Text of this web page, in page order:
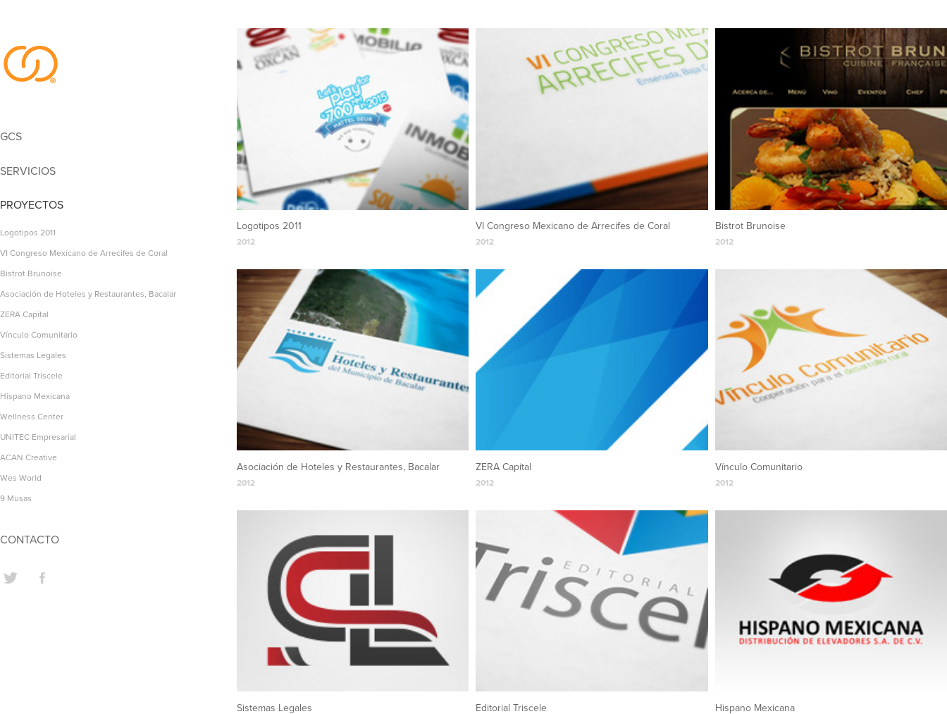
GCS
SERVICIOS
PROYECTOS
Logotipos 2011
VI Congreso Mexicano de Arrecifes de Coral
Bistrot Brunoise
Asociación de Hoteles y Restaurantes, Bacalar
ZERA Capital
Vínculo Comunitario
Sistemas Legales
Editorial Triscele
Hispano Mexicana
Wellness Center
UNITEC Empresarial
ACAN Creative
Wes World
9 Musas
CONTACTO
Logotipos 2011
2012
VI Congreso Mexicano de Arrecifes de Coral
2012
Bistrot Brunoise
2012
Asociación de Hoteles y Restaurantes, Bacalar
2012
ZERA Capital
2012
Vínculo Comunitario
2012
Sistemas Legales Editorial Triscele Hispano Mexicana